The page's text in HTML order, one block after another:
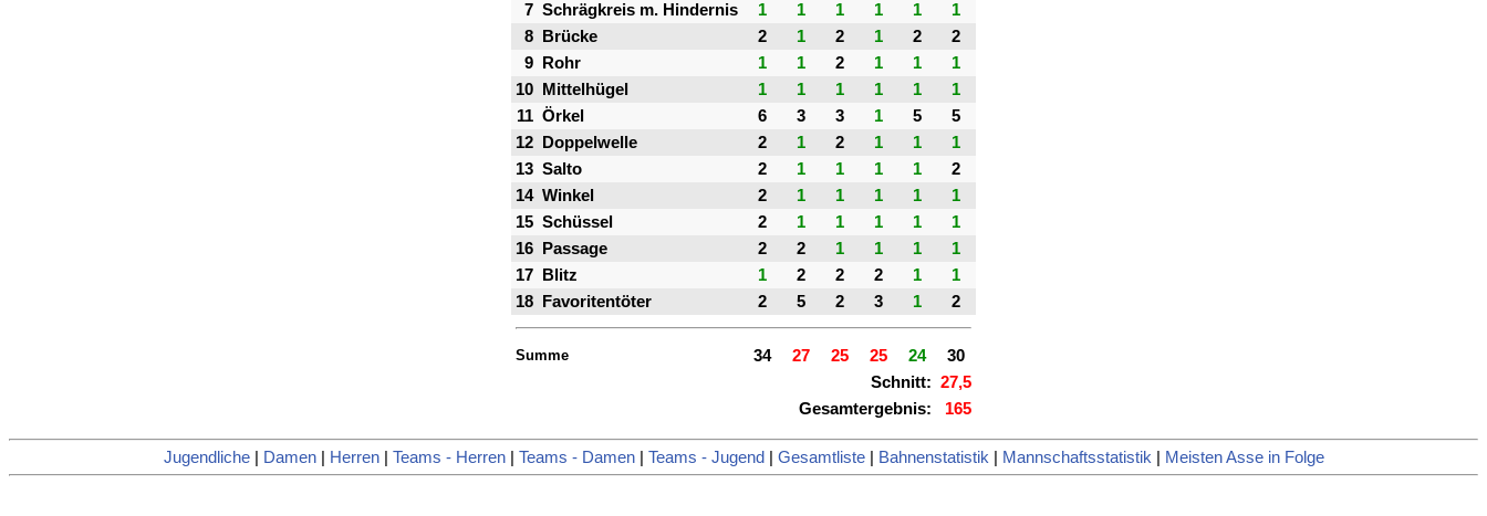
7 Schrägkreis m. Hindernis 1 1 1 1 1
1
8
Brücke 2 1 2 1 2
2
9
Rohr 1 1 2 1 1
1
10
Mittelhügel 1 1 1 1 1
1
11 Örkel 6 3 3 1 5
5
12
Doppelwelle 2 1 2 1 1
1
13 Salto 2 1 1 1 1
2
14 Winkel 2 1 1 1 1
1
15 Schüssel 2 1 1 1 1
1
16
Passage 2 2 1 1 1
1
17
Blitz 1 2 2 2 1
1
18
Favoritentöter 2 5 2 3 1 2
Summe 34 27 25 25 24
30
Schnitt: 27,5
Gesamtergebnis:
165
Jugendliche| Damen| Herren| Teams - Herren| Teams - Damen| Teams - Jugend Gesamtliste| Bahnenstatistik Mannschaftsstatistik Meisten Asse in Folge